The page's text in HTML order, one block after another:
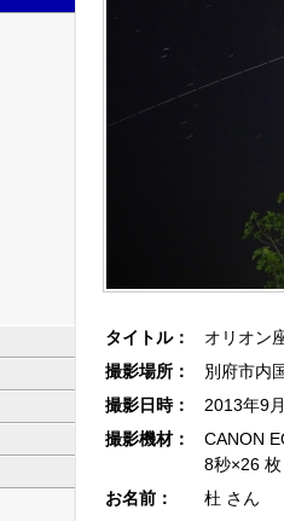
タイトル：
オリオン
撮影場所：
別府市内
撮影日時：
2013年9
撮影機材：
CANON
8秒×26
お名前：
杜 さん